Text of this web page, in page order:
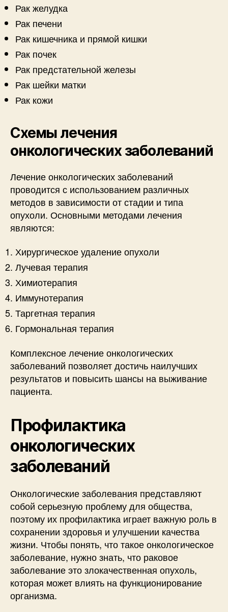
Рак желудка
Рак печени
Рак кишечника и прямой кишки
Рак почек
Рак предстательной железы
Рак шейки матки
Рак кожи
Схемы лечения
онкологических заболеваний
Лечение онкологических заболеваний
проводится с использованием различных
методов в зависимости от стадии и типа
опухоли. Основными методами лечения
являются:
Хирургическое удаление опухоли
Лучевая терапия
Химиотерапия
Иммунотерапия
Таргетная терапия
Гормональная терапия
Комплексное лечение онкологических
заболеваний позволяет достичь наилучших
результатов и повысить шансы на выживание
пациента.
Профилактика
онкологических
заболеваний
Онкологические заболевания представляют
собой серьезную проблему для общества,
поэтому их профилактика играет важную роль в
сохранении здоровья и улучшении качества
жизни. Чтобы понять, что такое онкологическое
заболевание, нужно знать, что раковое
заболевание это злокачественная опухоль,
которая может влиять на функционирование
организма.